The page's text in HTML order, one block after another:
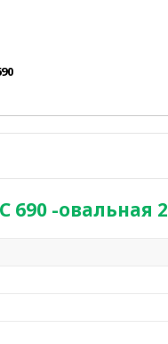
-овальная